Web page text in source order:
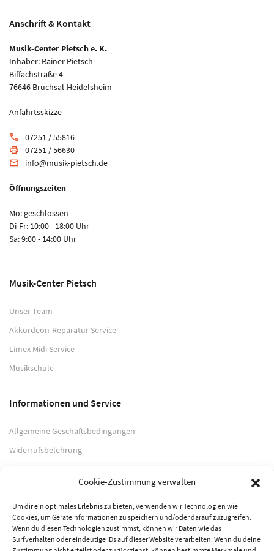
Cookie-Zustimmung verwalten
Um dir ein optimales Erlebnis zu bieten, verwenden wir Technologien wie
Cookies, um Geräteinformationen zu speichern und/oder darauf zuzugreifen.
Wenn du diesen Technologien zustimmst, können wir Daten wie das
Surfverhalten oder eindeutige IDs auf dieser Website verarbeiten. Wenn du deine
Anschrift & Kontakt
Musik-Center Pietsch e. K.
Inhaber: Rainer Pietsch
Biffachstraße 4
76646 Bruchsal-Heidelsheim
Anfahrtsskizze
phone 07251 / 55816
print 07251 / 56630
email info@musik-pietsch.de
Öffnungszeiten
Mo: geschlossen
Di-Fr: 10:00 - 18:00 Uhr
Sa: 9:00 - 14:00 Uhr
Musik-Center Pietsch
Unser Team
Akkordeon-Reparatur Service
Limex Midi Service
Musikschule
Informationen und Service
Allgemeine Geschäftsbedingungen
Widerrufsbelehrung
Datenschutzerklärung
Zahlungsarten